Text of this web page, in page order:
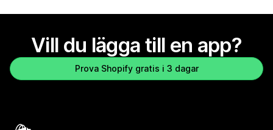
Vill du lägga till en app?
Prova Shopify gratis i 3 dagar